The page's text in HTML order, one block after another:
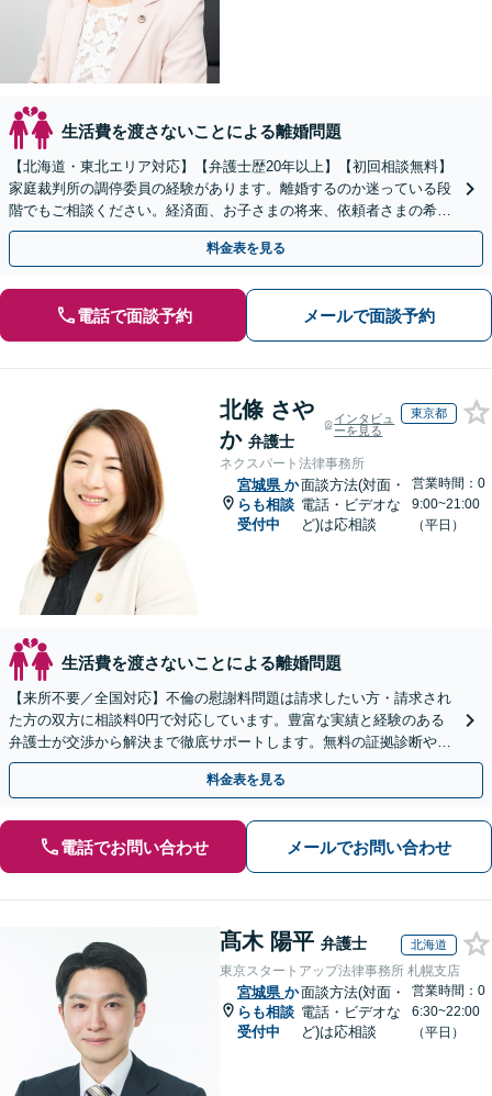
生活費を渡さないことによる離婚問題
【北海道・東北エリア対応】【弁護士歴20年以上】【初回相談無料】
家庭裁判所の調停委員の経験があります。離婚するのか迷っている段
階でもご相談ください。経済面、お子さまの将来、依頼者さまの希望
を考慮した最善の解決策をご提案します。
料金表を見る
電話で面談予約 メールで面談予約
北條 さや
か 弁護士
インタビュ
ーを見る
東京都
ネクスパート法律事務所
宮城県 か
らも相談
受付中
面談方法(対面・
電話・ビデオな
ど)は応相談
営業時間：0
9:00~21:00
（平日）
生活費を渡さないことによる離婚問題
【来所不要／全国対応】不倫の慰謝料問題は請求したい方・請求され
た方の双方に相談料0円で対応しています。豊富な実績と経験のある
弁護士が交渉から解決まで徹底サポートします。無料の証拠診断や着
手金の返還保証もありますので安心してご相談ください。
料金表を見る
電話でお問い合わせ メールでお問い合わせ
髙木 陽平 弁護士 北海道
東京スタートアップ法律事務所 札幌支店
宮城県 か
らも相談
受付中
面談方法(対面・
電話・ビデオな
ど)は応相談
営業時間：0
6:30~22:00
（平日）